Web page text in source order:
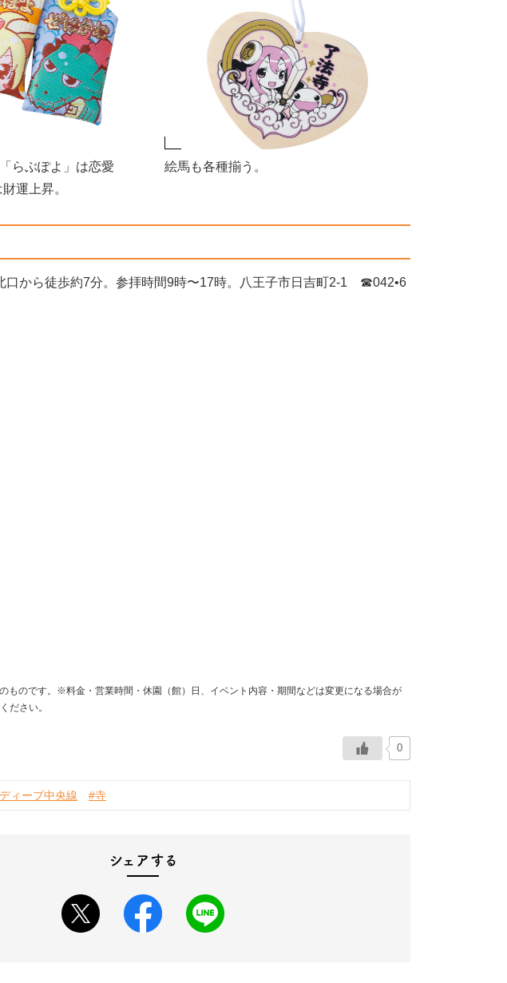
らぶぽよ」は恋愛
運上昇。
絵馬も各種揃う。
口から徒歩約7分。参拝時間9時〜17時。八王子市日吉町2-1 ☎042•6
ものです。※料金・営業時間・休園（館）日、イベント内容・期間などは変更になる場合が
ださい。
0
ィープ中央線 #寺
シェアする